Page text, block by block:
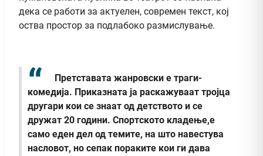
дека се работи за актуелен, современ текст, кој
оства простор за подлабоко размислување.
Претставата жанровски е траги-
комедија. Приказната ја раскажуваат тројца
другари кои се знаат од детството и се
дружат 20 години. Спортското кладење,е
само еден дел од темите, на што навестува
насловот, но сепак пораките кои ги дава